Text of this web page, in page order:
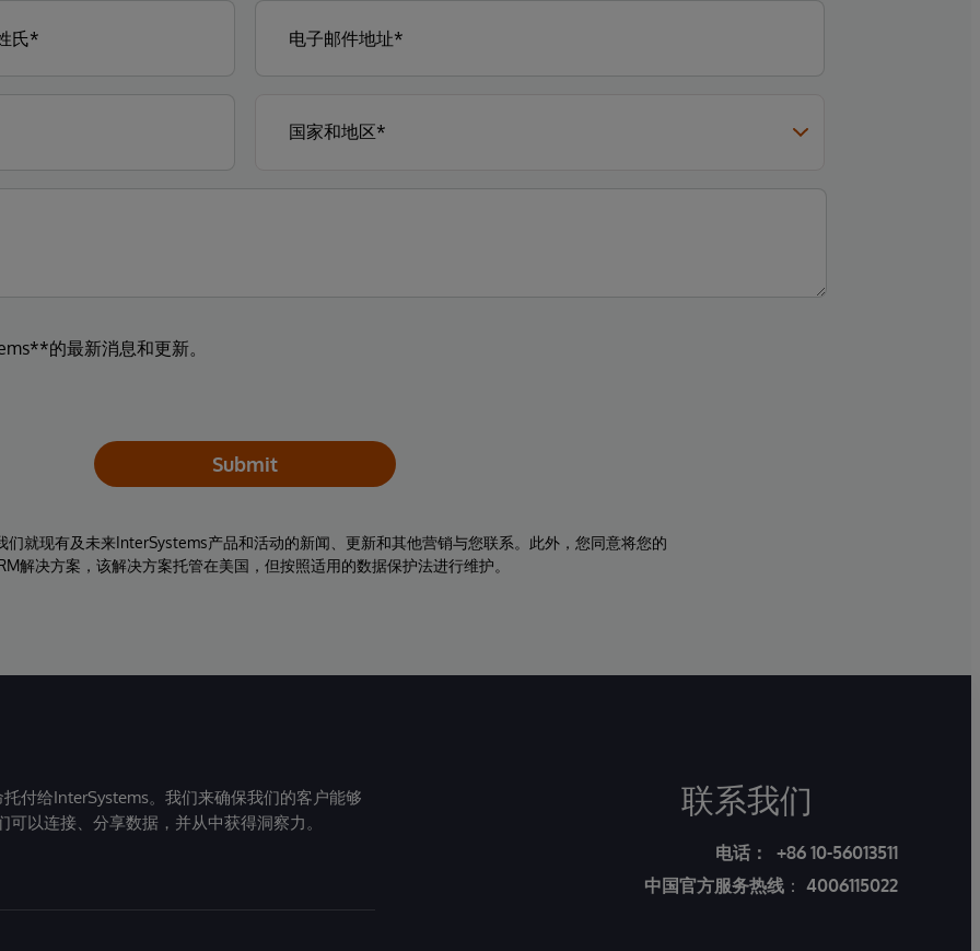
的最新消息和更新。
Submit
就现有及未来InterSystems产品和活动的新闻、更新和其他营销与您联系。此外，您同意将您的
解决方案，该解决方案托管在美国，但按照适用的数据保护法进行维护。
付给InterSystems。我们来确保我们的客户能够
以连接、分享数据，并从中获得洞察力。
联系我们
电话：
+86 10-56013511
中国官方服务热线 ： 4006115022